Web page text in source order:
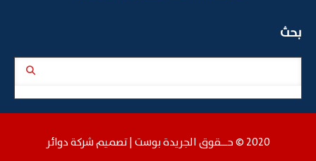
بحث
2020 © حـــقوق الجريدة بوست | تصميم شركة دوائر